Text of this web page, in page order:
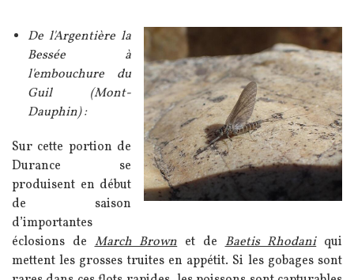
Image
TexteDe l'Argentière la
Bessée à
l'embouchure du
Guil (Mont-
Dauphin) :
Sur cette portion de
Durance se
produisent en début
de saison
d’importantes
éclosions deMarch Brownet deBaetis Rhodaniqui
mettent les grosses truites en appétit. Si les gobages sont